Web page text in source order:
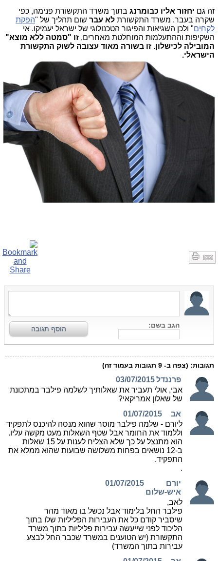
זה גם יחזור אליו כבומרנג בתוך משרד התקשורת פנימה, כפי
שקרה בעבר. משרד התקשורת לא עבר שום תהליך של "הפקת
לקחים" ולכן השגיאות והפיגור הטכנולוגי של ישראל יעמיקו. אי
השקיפות וההתעלמות המוחלטת מאחרים, זו "סמטה ללא מוצא"
המובילה לכישלון. זו בשורה מאוד עצובה לשוק התקשורת
הישראלי.